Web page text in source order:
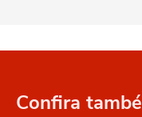
Confira